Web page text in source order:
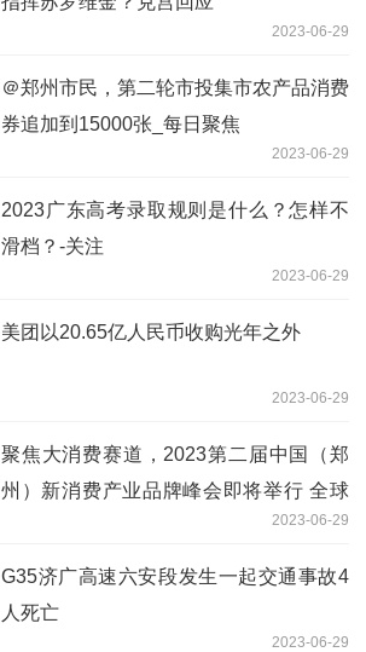
2023-06-29
＠郑州市民，第二轮市投集市农产品消费
券追加到15000张_每日聚焦
2023-06-29
2023广东高考录取规则是什么？怎样不
滑档？-关注
2023-06-29
美团以20.65亿人民币收购光年之外
2023-06-29
聚焦大消费赛道，2023第二届中国（郑
州）新消费产业品牌峰会即将举行 全球
2023-06-29
G35济广高速六安段发生一起交通事故4
人死亡
2023-06-29